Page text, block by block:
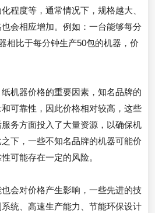
程度等，通常情况下，规格越大、
会相应增加。例如：一台能够每分
相比于每分钟生产50包的机器，价
机器价格的重要因素，知名品牌的
可靠性，因此价格相对较高，这些
务方面投入了大量资源，以确保机
下，一些不知名品牌的机器可能价
可能存在一定的风险。
会对价格产生影响，一些先进的技
统、高速生产能力、节能环保设计